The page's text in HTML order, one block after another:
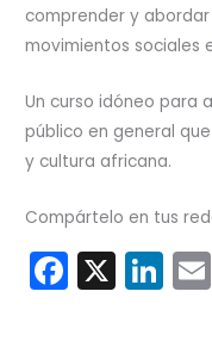
comprender y
movimientos sociales
Un curso idóneo para
público en general
y cultura africana.
Compártelo en tus
F
a
X Li
n